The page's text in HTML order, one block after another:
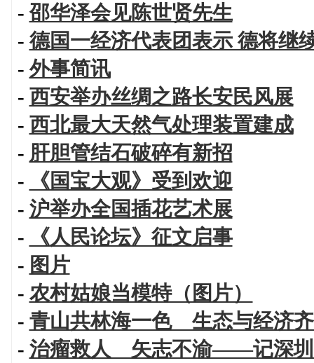
-邵华泽会见陈世贤先生
- 德国一经济代表团表示 德将继
- 外事简讯
- 西安举办丝绸之路长安民风展
- 西北最大天然气处理装置建成
- 肝胆管结石破碎有新招
-
《国宝大观》受到欢迎
- 沪举办全国插花艺术展
-
《人民论坛》征文启事
- 图片
- 农村姑娘当模特（图片）
- 青山共林海一色 生态与经济
- 治瘤救人 矢志不渝——记深圳